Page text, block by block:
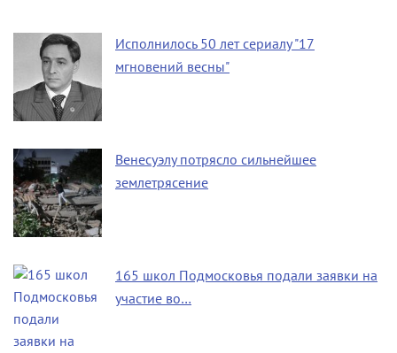
Исполнилось 50 лет сериалу "17
мгновений весны"
Венесуэлу потрясло сильнейшее
землетрясение
165 школ Подмосковья подали заявки на
участие во…